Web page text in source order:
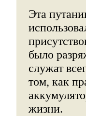
Эта
было
служат
том, как
жизни.